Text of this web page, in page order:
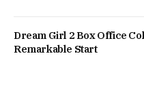
Dream Girl 2 Box Office
Remarkable Start